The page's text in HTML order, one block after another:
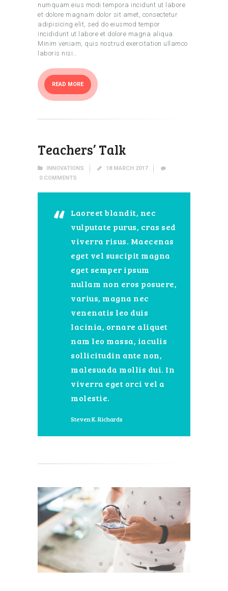
numquam eius modi tempora incidunt ut labore
et dolore magnam dolor sit amet, consectetur
adipisicing elit, sed do eiusmod tempor
incididunt ut labore et dolore magna aliqua.
Minim veniam, quis nostrud exercitation ullamco
laboris nisi…
READ MORE
Teachers’ Talk
INNOVATIONS
18 MARCH 2017
0 COMMENTS
Laoreet blandit, nec
vulputate purus, cras sed
viverra risus. Maecenas
eget vel suscipit magna
eget semper ipsum
nullam non eros posuere,
varius, magna nec
venenatis leo duis
lacinia, ornare aliquet
nam leo massa, iaculis
sollicitudin ante non,
malesuada mollis dui. In
viverra eget orci vel a
molestie.
Steven K. Richards